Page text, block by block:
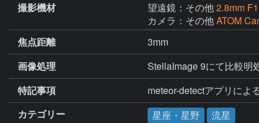
撮影機材
望遠鏡：その他2.8mm
カメラ：その他ATOM
焦点距離
3mm
画像処理
StellaImage 9にて比較明
特記事項
meteor-detectアプリによ
カテゴリー
星座・星野
流星